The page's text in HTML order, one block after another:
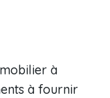
à
à fournir